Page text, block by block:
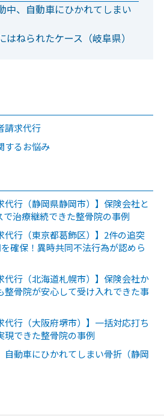
中、自動車にひかれてしまい
はねられたケース（岐阜県）
請求代行
するお悩み
代行（静岡県静岡市）】保険会社と
治療継続できた整骨院の事例
代行（東京都葛飾区）】2件の追突
確保！異時共同不法行為が認めら
代行（北海道札幌市）】保険会社か
整骨院が安心して受け入れできた事
代行（大阪府堺市）】一括対応打ち
現できた整骨院の事例
自動車にひかれてしまい骨折（静岡